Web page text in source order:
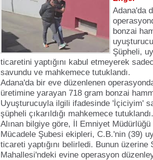
Adana'da
bonzai
Şüpheli,
ticaretini yaptığını kabul etmeyerek
savundu ve mahkemece tutuklandı.
Adana'da bir eve düzenlenen
üretimine yarayan 718 gram bonzai
Uyuşturucuyla ilgili ifadesinde 'İçiciyim'
şüpheli çıkarıldığı mahkemece tutuklandı.
Alınan bilgiye göre, İl Emniyet
Mücadele Şubesi ekipleri, C.B.'nin (39)
ticareti yaptığını belirledi. Bunun
Mahallesi'ndeki evine operasyon